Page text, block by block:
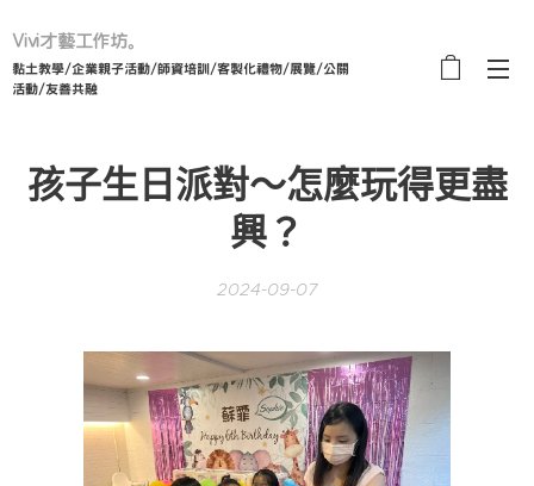
Vivi才藝工作坊。
黏土教學/企業親子活動/師資培訓/客製化禮物/展覽/公關
活動/友善共融
孩子生日派對～怎麼玩得更盡
興？
2024-09-07